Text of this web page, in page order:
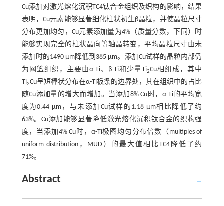
Cu添加对激光熔化沉积TC4钛合金组织及织构的影响，结果
表明，Cu元素能够显著细化柱状初生β晶粒，并使晶粒尺寸
分布更加均匀，Cu元素添加量为4%（质量分数，下同）时
能够实现完全的柱状晶向等轴晶转变，平均晶粒尺寸由未
添加时的1490 μm降低到385 μm。添加Cu试样的晶粒内部仍
为网篮组织，主要由α-Ti、β-Ti和少量Ti2Cu相组成，其中
Ti2Cu呈短棒状分布在α-Ti板条的边界处，其在组织中的占比
随Cu添加量的增大而增加。当添加8% Cu时，α-Ti的平均宽
度为0.44 μm，与未添加Cu试样的1.18 μm相比降低了约
63%。Cu添加能够显著降低激光熔化沉积钛合金的织构强
度，当添加4% Cu时，α-Ti极图均匀分布倍数（multiples of
uniform distribution，MUD）的最大值相比TC4降低了约
71%。
Abstract